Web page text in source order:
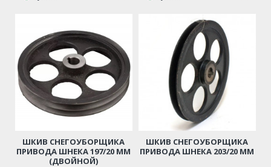
ШКИВ СНЕГОУБОРЩИКА
ПРИВОДА ШНЕКА 197/20 ММ
(ДВОЙНОЙ)
ШКИВ СНЕГОУБОРЩИКА
ПРИВОДА ШНЕКА 203/20 ММ